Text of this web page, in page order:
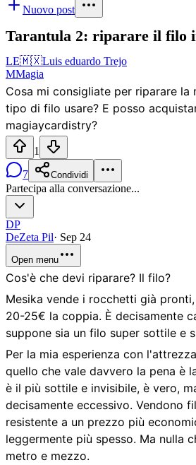
Nuovo post
Tarantula 2: riparare il filo
LE🇲🇽Luis eduardo Trejo
MMagia
Cosa mi consigliate per riparare la
tipo di filo usare? E posso
magiaycardistry?
1
7
Condividi
Partecipa alla conversazione...
DP
DeZeta Pil· Sep 24
Open menu
Cos'è che devi riparare? Il filo?
Mesika vende i rocchetti già
20-25€ la coppia. È decisamente
suppone sia un filo super sottile e
Per la mia esperienza con
quello che vale davvero la pena è
è il più sottile e invisibile, è vero,
decisamente eccessivo. Vendono
resistente a un prezzo più
leggermente più spesso. Ma nulla
metro e mezzo.